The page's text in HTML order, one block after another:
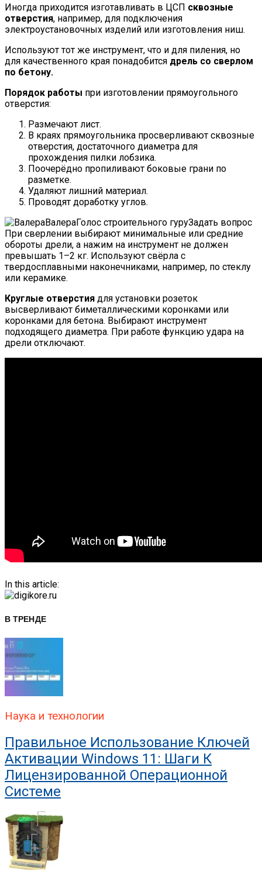
Иногда приходится изготавливать в ЦСП сквозные
отверстия, например, для подключения
электроустановочных изделий или изготовления ниш.
Используют тот же инструмент, что и для пиления, но
для качественного края понадобится дрель со сверлом
по бетону.
Порядок работы при изготовлении прямоугольного
отверстия:
Размечают лист.
В краях прямоугольника просверливают сквозные
отверстия, достаточного диаметра для
прохождения пилки лобзика.
Поочерёдно пропиливают боковые грани по
разметке.
Удаляют лишний материал.
Проводят доработку углов.
ВалераГолос строительного гуруЗадать вопрос
При сверлении выбирают минимальные или средние
обороты дрели, а нажим на инструмент не должен
превышать 1–2 кг. Используют свёрла с
твердосплавными наконечниками, например, по стеклу
или керамике.
Круглые отверстия для установки розеток
высверливают биметаллическими коронками или
коронками для бетона. Выбирают инструмент
подходящего диаметра. При работе функцию удара на
дрели отключают.
In this article:
В ТРЕНДЕ
Наука и технологии
Правильное Использование Ключей
Активации Windows 11: Шаги К
Лицензированной Операционной
Системе